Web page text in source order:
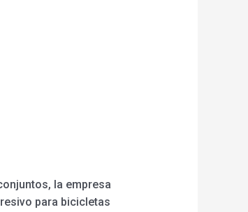
la empresa
para bicicletas